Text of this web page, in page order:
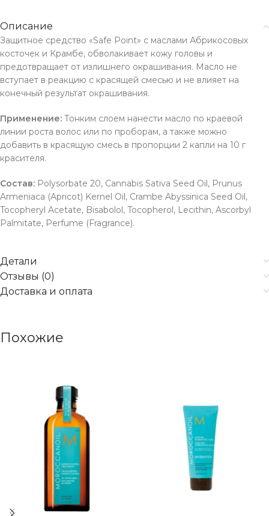
Описание
Защитное средство «Safe Point» с маслами Абрикосовых
косточек и Крамбе, обволакивает кожу головы и
предотвращает от излишнего окрашивания. Масло не
вступает в реакцию с красящей смесью и не влияет на
конечный результат окрашивания.
Применение: Тонким слоем нанести масло по краевой
линии роста волос или по проборам, а также можно
добавить в красящую смесь в пропорции 2 капли на 10 г
красителя.
Состав: Polysorbate 20, Cannabis Sativa Seed Oil, Prunus
Armeniaca (Apricot) Kernel Oil, Crambe Abyssinica Seed Oil,
Tocopheryl Acetate, Bisabolol, Tocopherol, Lecithin, Ascorbyl
Palmitate, Perfume (Fragrance).
Детали
Отзывы (0)
Доставка и оплата
Похожие